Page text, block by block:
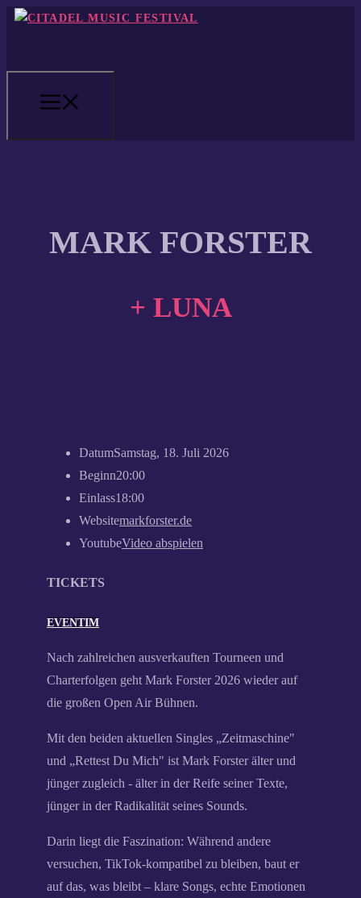
Zum
MARK FORSTER
+ LUNA
DatumSamstag, 18. Juli 2026
Beginn20:00
Einlass18:00
Websitemarkforster.de
YoutubeVideo abspielen
TICKETS
EVENTIM
Nach zahlreichen ausverkauften Tourneen und
Charterfolgen geht Mark Forster 2026 wieder auf
die großen Open Air Bühnen.
Mit den beiden aktuellen Singles „Zeitmaschine"
und „Rettest Du Mich" ist Mark Forster älter und
jünger zugleich - älter in der Reife seiner Texte,
jünger in der Radikalität seines Sounds.
Darin liegt die Faszination: Während andere
versuchen, TikTok-kompatibel zu bleiben, baut er
auf das, was bleibt – klare Songs, echte Emotionen